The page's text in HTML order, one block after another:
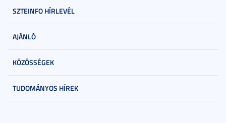
SZTEINFO HÍRLEVÉL
AJÁNLÓ
KÖZÖSSÉGEK
TUDOMÁNYOS HÍREK